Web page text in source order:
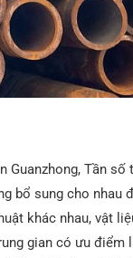
Tần
bổ sung cho nhau
khác nhau, vật
gian có ưu điểm